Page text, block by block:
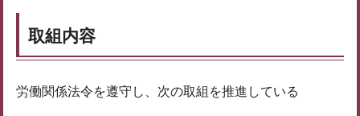
取組内容
労働関係法令を遵守し、次の取組を推進している